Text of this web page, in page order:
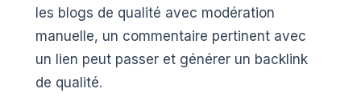
les blogs de qualité avec modération
manuelle, un commentaire pertinent avec
un lien peut passer et générer un backlink
de qualité.